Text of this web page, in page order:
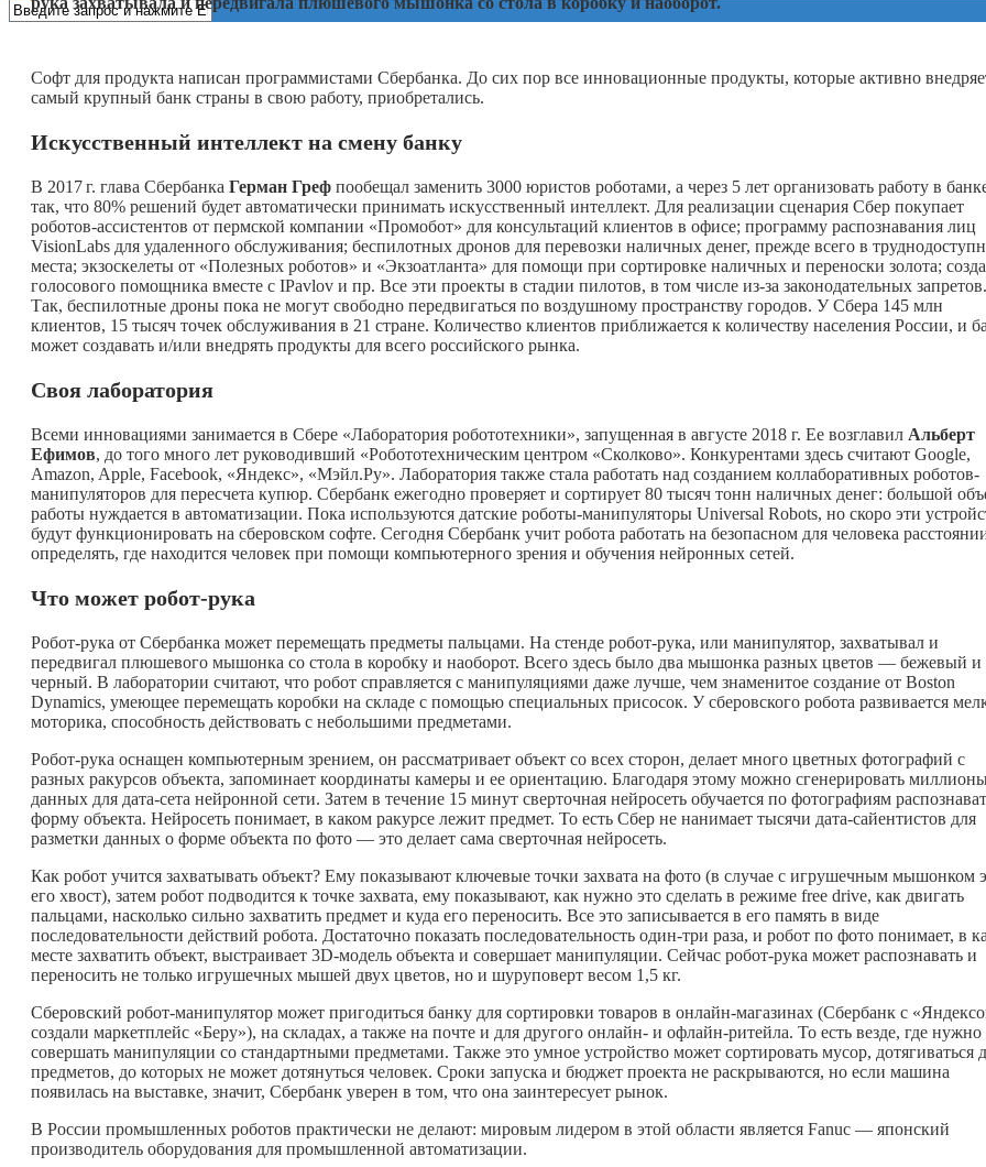
Софт для продукта написан программистами Сбербанка. До сих пор все инновационные продукты, которые активно
самый крупный банк страны в свою работу, приобретались.
Искусственный интеллект на смену банку
В 2017 г. глава Сбербанка Герман Греф пообещал заменить 3000 юристов роботами, а через 5 лет организовать работу в
так, что 80% решений будет автоматически принимать искусственный интеллект. Для реализации сценария Сбер покупает
роботов-ассистентов от пермской компании «Промобот» для консультаций клиентов в офисе; программу распознавания лиц
VisionLabs для удаленного обслуживания; беспилотных дронов для перевозки наличных денег, прежде всего в
места; экзоскелеты от «Полезных роботов» и «Экзоатланта» для помощи при сортировке наличных и переноски золота;
голосового помощника вместе с IPavlov и пр. Все эти проекты в стадии пилотов, в том числе из-за законодательных запретов.
Так, беспилотные дроны пока не могут свободно передвигаться по воздушному пространству городов. У Сбера 145 млн
клиентов, 15 тысяч точек обслуживания в 21 стране. Количество клиентов приближается к количеству населения России, и
может создавать и/или внедрять продукты для всего российского рынка.
Своя лаборатория
Всеми инновациями занимается в Сбере «Лаборатория робототехники», запущенная в августе 2018 г. Ее возглавил Альберт
Ефимов, до того много лет руководивший «Робототехническим центром «Сколково». Конкурентами здесь считают Google,
Amazon, Apple, Facebook, «Яндекс», «Мэйл.Ру». Лаборатория также стала работать над созданием коллаборативных роботов-
манипуляторов для пересчета купюр. Сбербанк ежегодно проверяет и сортирует 80 тысяч тонн наличных денег: большой
работы нуждается в автоматизации. Пока используются датские роботы-манипуляторы Universal Robots, но скоро эти
будут функционировать на сберовском софте. Сегодня Сбербанк учит робота работать на безопасном для человека
определять, где находится человек при помощи компьютерного зрения и обучения нейронных сетей.
Что может робот-рука
Робот-рука от Сбербанка может перемещать предметы пальцами. На стенде робот-рука, или манипулятор, захватывал и
передвигал плюшевого мышонка со стола в коробку и наоборот. Всего здесь было два мышонка разных цветов — бежевый и
черный. В лаборатории считают, что робот справляется с манипуляциями даже лучше, чем знаменитое создание от Boston
Dynamics, умеющее перемещать коробки на складе с помощью специальных присосок. У сберовского робота развивается
моторика, способность действовать с небольшими предметами.
Робот-рука оснащен компьютерным зрением, он рассматривает объект со всех сторон, делает много цветных фотографий с
разных ракурсов объекта, запоминает координаты камеры и ее ориентацию. Благодаря этому можно сгенерировать
данных для дата-сета нейронной сети. Затем в течение 15 минут сверточная нейросеть обучается по фотографиям
форму объекта. Нейросеть понимает, в каком ракурсе лежит предмет. То есть Сбер не нанимает тысячи дата-сайентистов для
разметки данных о форме объекта по фото — это делает сама сверточная нейросеть.
Как робот учится захватывать объект? Ему показывают ключевые точки захвата на фото (в случае с игрушечным мышонком
его хвост), затем робот подводится к точке захвата, ему показывают, как нужно это сделать в режиме free drive, как двигать
пальцами, насколько сильно захватить предмет и куда его переносить. Все это записывается в его память в виде
последовательности действий робота. Достаточно показать последовательность один-три раза, и робот по фото понимает, в
месте захватить объект, выстраивает 3D-модель объекта и совершает манипуляции. Сейчас робот-рука может распознавать и
переносить не только игрушечных мышей двух цветов, но и шуруповерт весом 1,5 кг.
Сберовский робот-манипулятор может пригодиться банку для сортировки товаров в онлайн-магазинах (Сбербанк с
создали маркетплейс «Беру»), на складах, а также на почте и для другого онлайн- и офлайн-ритейла. То есть везде, где нужно
совершать манипуляции со стандартными предметами. Также это умное устройство может сортировать мусор, дотягиваться
предметов, до которых не может дотянуться человек. Сроки запуска и бюджет проекта не раскрываются, но если машина
появилась на выставке, значит, Сбербанк уверен в том, что она заинтересует рынок.
В России промышленных роботов практически не делают: мировым лидером в этой области является Fanuc — японский
производитель оборудования для промышленной автоматизации.